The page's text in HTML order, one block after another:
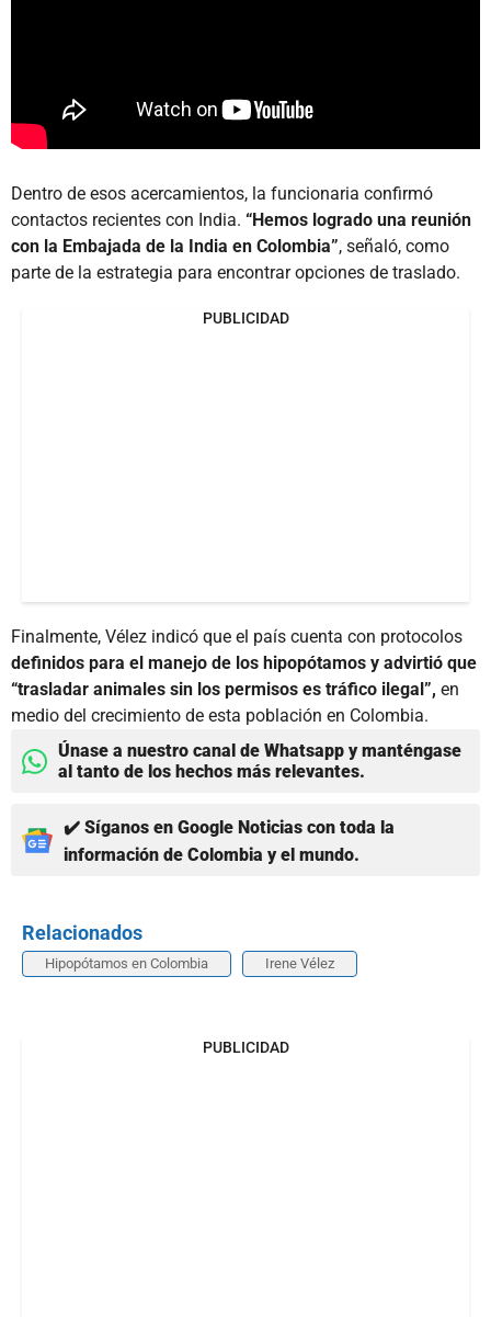
Dentro de esos acercamientos, la funcionaria confirmó
contactos recientes con India. “Hemos logrado una reunión
con la Embajada de la India en Colombia”, señaló, como
parte de la estrategia para encontrar opciones de traslado.
PUBLICIDAD
Finalmente, Vélez indicó que el país cuenta con protocolos
definidos para el manejo de los hipopótamos y advirtió que
“trasladar animales sin los permisos es tráfico ilegal”, en
medio del crecimiento de esta población en Colombia.
Únase a nuestro canal de Whatsapp y manténgase
al tanto de los hechos más relevantes.
✔️ Síganos en Google Noticias con toda la
información de Colombia y el mundo.
Relacionados
Hipopótamos en Colombia Irene Vélez
PUBLICIDAD